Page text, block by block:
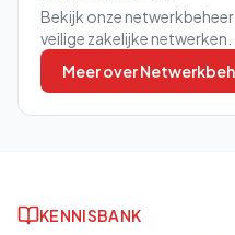
Bekijk onze
veilige zakelijke netwerken.
Meer over
KENNISBANK